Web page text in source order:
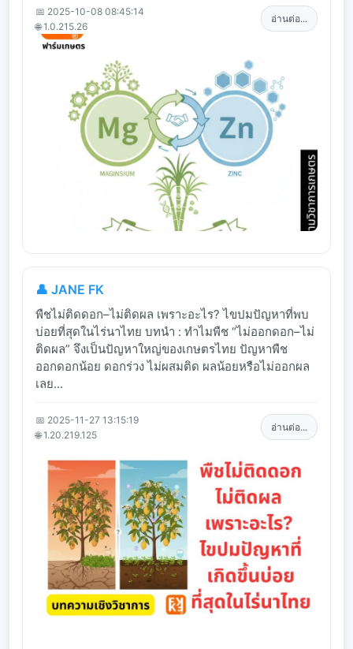
📅 2025-10-08 08:45:14
🌐 1.0.215.26
อ่านต่อ...
👤 JANE FK
พืชไม่ติดดอก–ไม่ติดผล เพราะอะไร? ไขปมปัญหาที่พบ
บ่อยที่สุดในไร่นาไทย บทนำ : ทำไมพืช “ไม่ออกดอก–ไม่
ติดผล” จึงเป็นปัญหาใหญ่ของเกษตรไทย ปัญหาพืช
ออกดอกน้อย ดอกร่วง ไม่ผสมติด ผลน้อยหรือไม่ออกผล
เลย...
📅 2025-11-27 13:15:19
🌐 1.20.219.125
อ่านต่อ...